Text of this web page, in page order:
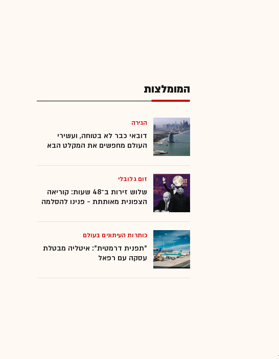
המומלצות
הגירה
דובאי כבר לא בטוחה, ועשירי
העולם מחפשים את המקלט הבא
זום גלובלי
שלוש זירות ב־48 שעות: קוריאה
הצפונית מאותתת - פנינו להסלמה
כותרות העיתונים בעולם
"תפנית דרמטית": איטליה מבטלת
עסקה עם רפאל